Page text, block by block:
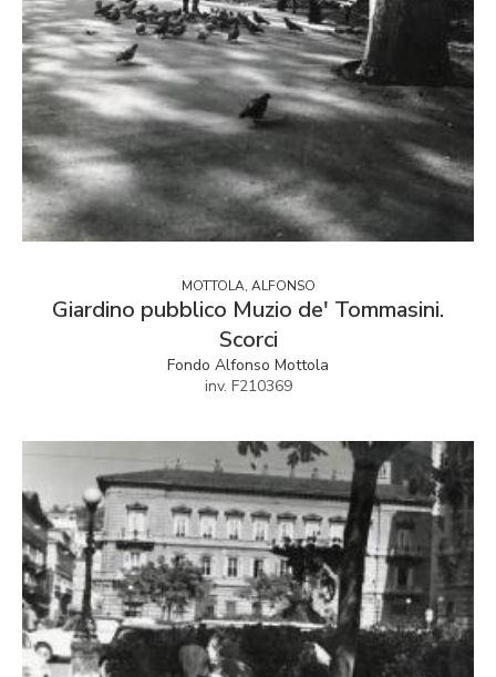
MOTTOLA, ALFONSO
Giardino pubblico Muzio de' Tommasini.
Scorci
Fondo Alfonso Mottola
inv. F210369